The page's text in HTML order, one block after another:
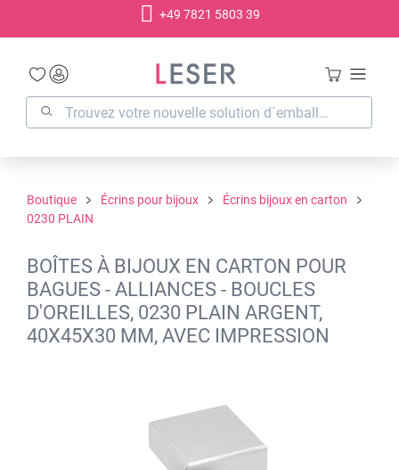
+49 7821 5803 39
Boutique Écrins pour bijoux
Écrins bijoux en carton
0230 PLAIN
BOÎTES À BIJOUX EN CARTON POUR
BAGUES - ALLIANCES - BOUCLES
D'OREILLES, 0230 PLAIN ARGENT,
40X45X30 MM, AVEC IMPRESSION